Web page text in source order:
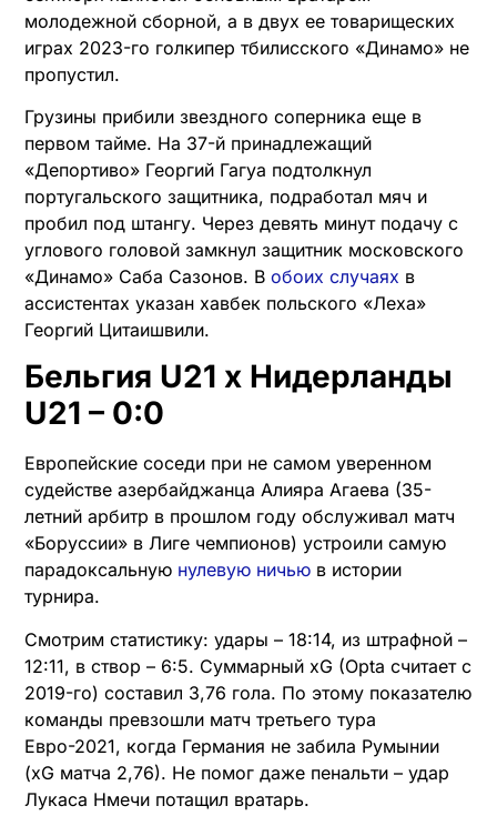
молодежной сборной, а в двух ее товарищеских
играх 2023-го голкипер тбилисского «Динамо» не
пропустил.
Грузины прибили звездного соперника еще в
первом тайме. На 37-й принадлежащий
«Депортиво» Георгий Гагуа подтолкнул
португальского защитника, подработал мяч и
пробил под штангу. Через девять минут подачу с
углового головой замкнул защитник московского
«Динамо» Саба Сазонов. В обоих случаях в
ассистентах указан хавбек польского «Леха»
Георгий Цитаишвили.
Бельгия U21 х Нидерланды
U21 – 0:0
Европейские соседи при не самом уверенном
судействе азербайджанца Алияра Агаева (35-
летний арбитр в прошлом году обслуживал матч
«Боруссии» в Лиге чемпионов) устроили самую
парадоксальную нулевую ничью в истории
турнира.
Смотрим статистику: удары – 18:14, из штрафной –
12:11, в створ – 6:5. Суммарный xG (Opta считает с
2019-го) составил 3,76 гола. По этому показателю
команды превзошли матч третьего тура
Евро-2021, когда Германия не забила Румынии
(xG матча 2,76). Не помог даже пенальти – удар
Лукаса Нмечи потащил вратарь.